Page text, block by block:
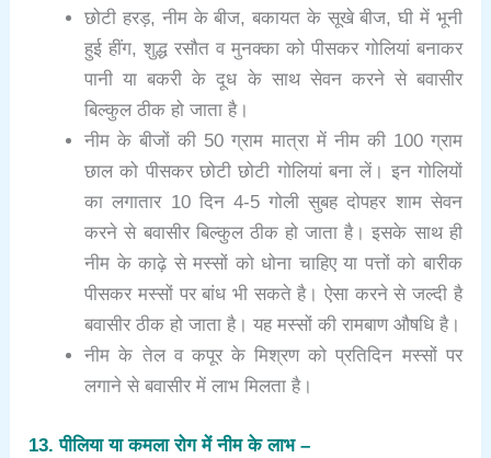
छोटी हरड़, नीम के बीज, बकायत के सूखे बीज, घी में भूनी
हुई हींग, शुद्ध रसौत व मुनक्का को पीसकर गोलियां बनाकर
पानी या बकरी के दूध के साथ सेवन करने से बवासीर
बिल्कुल ठीक हो जाता है।
नीम के बीजों की 50 ग्राम मात्रा में नीम की 100 ग्राम
छाल को पीसकर छोटी छोटी गोलियां बना लें। इन गोलियों
का लगातार 10 दिन 4-5 गोली सुबह दोपहर शाम सेवन
करने से बवासीर बिल्कुल ठीक हो जाता है। इसके साथ ही
नीम के काढ़े से मस्सों को धोना चाहिए या पत्तों को बारीक
पीसकर मस्सों पर बांध भी सकते है। ऐसा करने से जल्दी है
बवासीर ठीक हो जाता है। यह मस्सों की रामबाण औषधि है।
नीम के तेल व कपूर के मिश्रण को प्रतिदिन मस्सों पर
लगाने से बवासीर में लाभ मिलता है।
13. पीलिया या कमला रोग में नीम के लाभ –